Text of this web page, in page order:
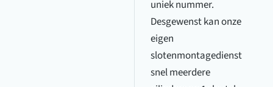
uniek nummer.
Desgewenst kan onze
eigen
slotenmontagedienst
snel meerdere